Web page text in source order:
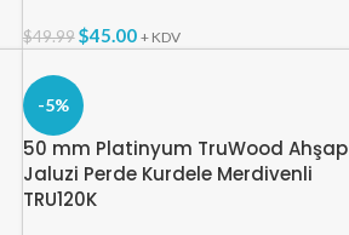
$49.99 $45.00 + KDV
-5%
50 mm Platinyum TruWood Ahşap
Jaluzi Perde Kurdele Merdivenli
TRU120K